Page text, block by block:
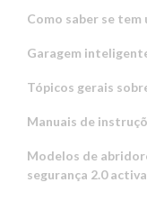
Como saber se tem
Garagem
Tópicos gerais
Manuais de
Modelos de
segurança 2.0